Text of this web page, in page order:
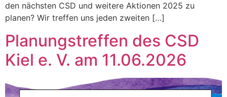
den nächsten CSD und weitere Aktionen 2025 zu
planen? Wir treffen uns jeden zweiten […]
Planungstreffen des CSD
Kiel e. V. am 11.06.2026